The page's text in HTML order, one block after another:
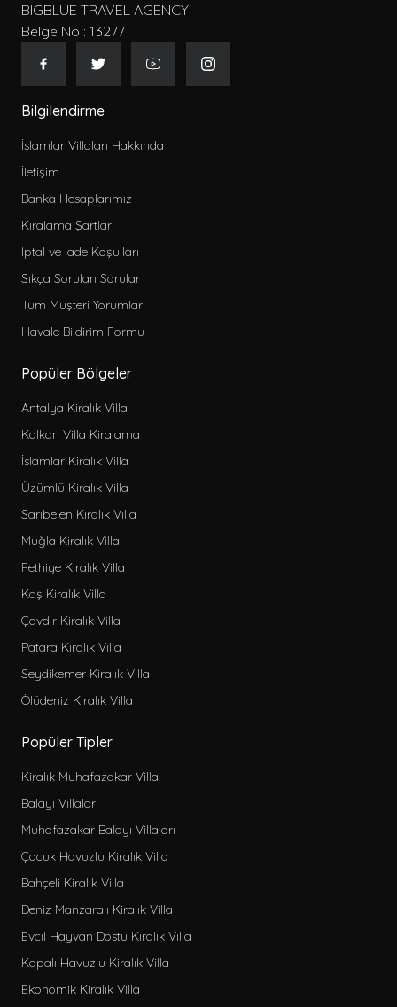
BIGBLUE TRAVEL AGENCY
Belge No : 13277
Bilgilendirme
İslamlar Villaları Hakkında
İletişim
Banka Hesaplarımız
Kiralama Şartları
İptal ve İade Koşulları
Sıkça Sorulan Sorular
Tüm Müşteri Yorumları
Havale Bildirim Formu
Popüler Bölgeler
Antalya Kiralık Villa
Kalkan Villa Kiralama
İslamlar Kiralık Villa
Üzümlü Kiralık Villa
Sarıbelen Kiralık Villa
Muğla Kiralık Villa
Fethiye Kiralık Villa
Kaş Kiralık Villa
Çavdır Kiralık Villa
Patara Kiralık Villa
Seydikemer Kiralık Villa
Ölüdeniz Kiralık Villa
Popüler Tipler
Kiralık Muhafazakar Villa
Balayı Villaları
Muhafazakar Balayı Villaları
Çocuk Havuzlu Kiralık Villa
Bahçeli Kiralık Villa
Deniz Manzaralı Kiralık Villa
Evcil Hayvan Dostu Kiralık Villa
Kapalı Havuzlu Kiralık Villa
Ekonomik Kiralık Villa